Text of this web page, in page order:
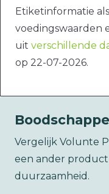
Etiketinformatie
voedingswaarden
uit verschillende
op 22-07-2026.
Vergelijk Volunte
een ander
duurzaamheid.